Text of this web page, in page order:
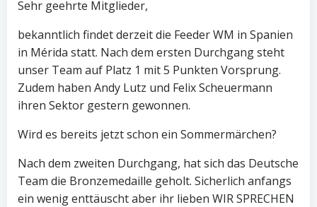
Sehr geehrte Mitglieder,
bekanntlich findet derzeit die Feeder WM in Spanien
in Mérida statt. Nach dem ersten Durchgang steht
unser Team auf Platz 1 mit 5 Punkten Vorsprung.
Zudem haben Andy Lutz und Felix Scheuermann
ihren Sektor gestern gewonnen.
Wird es bereits jetzt schon ein Sommermärchen?
Nach dem zweiten Durchgang, hat sich das Deutsche
Team die Bronzemedaille geholt. Sicherlich anfangs
ein wenig enttäuscht aber ihr lieben WIR SPRECHEN